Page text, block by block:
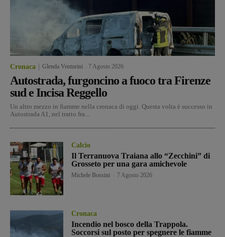
Cronaca Glenda Venturini 7 Agosto 2026
Autostrada, furgoncino a fuoco tra Firenze
sud e Incisa Reggello
Un altro mezzo in fiamme nella cronaca di oggi. Questa volta è successo in
Autostrada A1, nel tratto fra...
Calcio
Il Terranuova Traiana allo “Zecchini” di
Grosseto per una gara amichevole
Michele Bossini 7 Agosto 2026
Cronaca
Incendio nel bosco della Trappola.
Soccorsi sul posto per spegnere le fiamme